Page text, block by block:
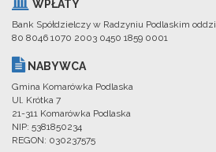
WPŁATY
Bank Spółdzielczy w Radzyniu Podlaskim
80 8046 1070 2003 0450 1859 0001
NABYWCA
Gmina Komarówka Podlaska
Ul. Krótka 7
21-311 Komarówka Podlaska
NIP: 5381850234
REGON: 030237575